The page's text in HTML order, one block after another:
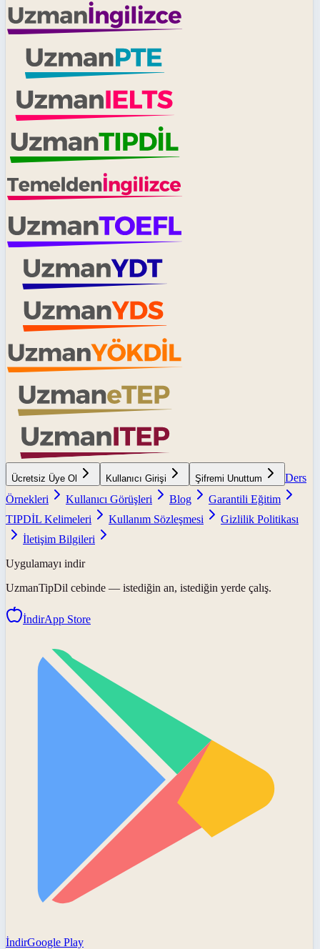
Ücretsiz Üye Ol Kullanıcı Girişi Şifremi Unuttum
Ders
Örnekleri
Kullanıcı Görüşleri Blog
Garantili Eğitim
TIPDİL Kelimeleri
Kullanım Sözleşmesi
Gizlilik Politikası
İletişim Bilgileri
Uygulamayı indir
UzmanTipDil cebinde — istediğin an, istediğin yerde çalış.
İndirApp Store
İndirGoogle Play